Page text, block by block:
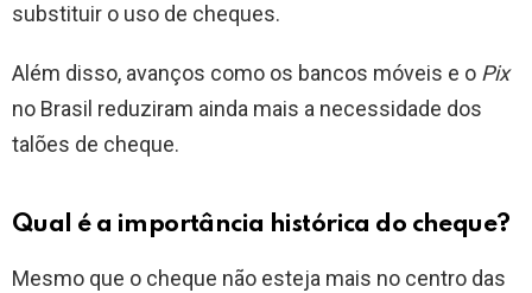
substituir o uso de cheques.
Além disso, avanços como os bancos móveis e o Pix
no Brasil reduziram ainda mais a necessidade dos
talões de cheque.
Qual é a importância histórica do cheque?
Mesmo que o cheque não esteja mais no centro das